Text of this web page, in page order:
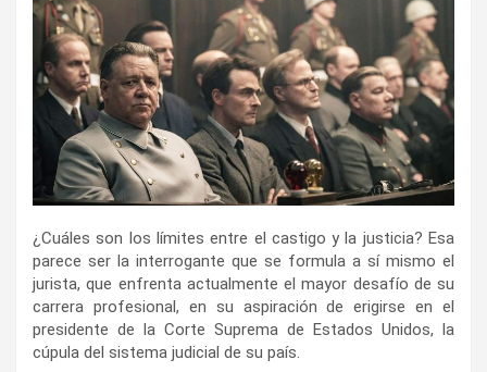
¿Cuáles son los límites entre el castigo y la justicia? Esa
parece ser la interrogante que se formula a sí mismo el
jurista, que enfrenta actualmente el mayor desafío de su
carrera profesional, en su aspiración de erigirse en el
presidente de la Corte Suprema de Estados Unidos, la
cúpula del sistema judicial de su país.